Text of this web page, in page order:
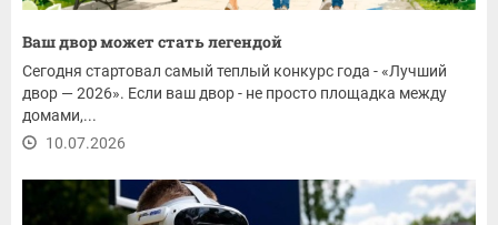
Ваш двор может стать легендой
Сегодня стартовал самый теплый конкурс года - «Лучший
двор — 2026». Если ваш двор - не просто площадка между
домами,...
10.07.2026